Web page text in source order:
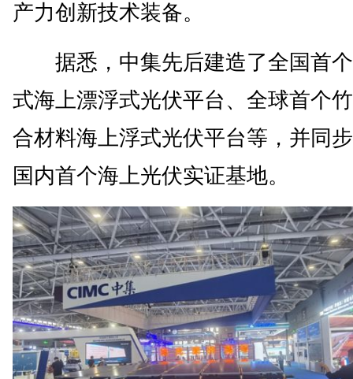
产力创新技术装备。
据悉，中集先后建造了全国首
式海上漂浮式光伏平台、全球首个
合材料海上浮式光伏平台等，并同
国内首个海上光伏实证基地。